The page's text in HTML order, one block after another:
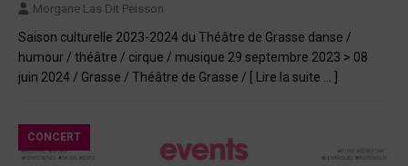
Morgane Las Dit Peisson
Saison culturelle 2023-2024 du Théâtre de Grasse danse /
humour / théâtre / cirque / musique 29 septembre 2023 > 08
juin 2024 / Grasse / Théâtre de Grasse /
[ Lire la suite … ]
CONCERT